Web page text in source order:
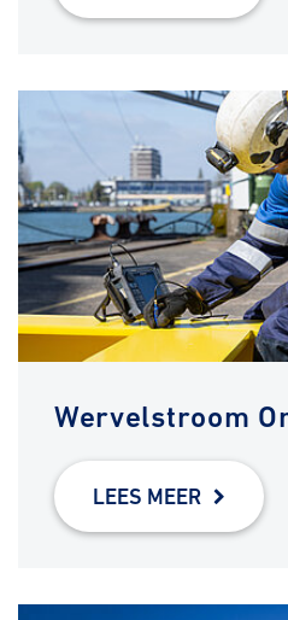
Wervelstroom
LEES MEER